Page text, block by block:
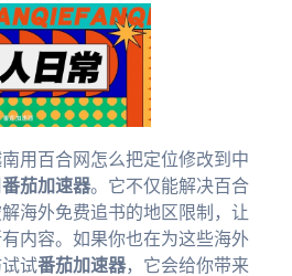
用百合网怎么把定位修改到中
番茄加速器。它不仅能解决百合
海外免费追书的地区限制，让
内容。如果你也在为这些海外
试番茄加速器，它会给你带来